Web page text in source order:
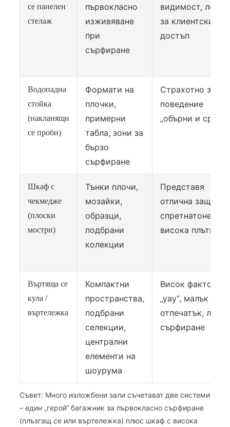
се панелен
стелаж
първокласно
изживяване
при
сърфиране
видимост, лесен
за клиентски
достъп
Водопадна
стойка
(накланящи
се проби)
Формати на
плочки,
примерни
табла, зони за
бързо
сърфиране
Страхотно за
поведение
„обърни и
Шкаф с
чекмедже
(плоски
мостри)
Тънки плочи,
мозайки,
образци,
подбрани
колекции
Представя
отлична защита,
спретнатоне,
висока плътност
Въртяща се
кула /
въртележка
Компактни
пространства,
подбрани
селекции,
централни
елементи на
шоурума
Висок фактор
„уау“, малък
отпечатък, лесно
сърфиране
Съвет: Много изложбени зали съчетават две системи
– един „герой“ багажник за първокласно сърфиране
(плъзгащ се или въртележка) плюс шкаф с висока